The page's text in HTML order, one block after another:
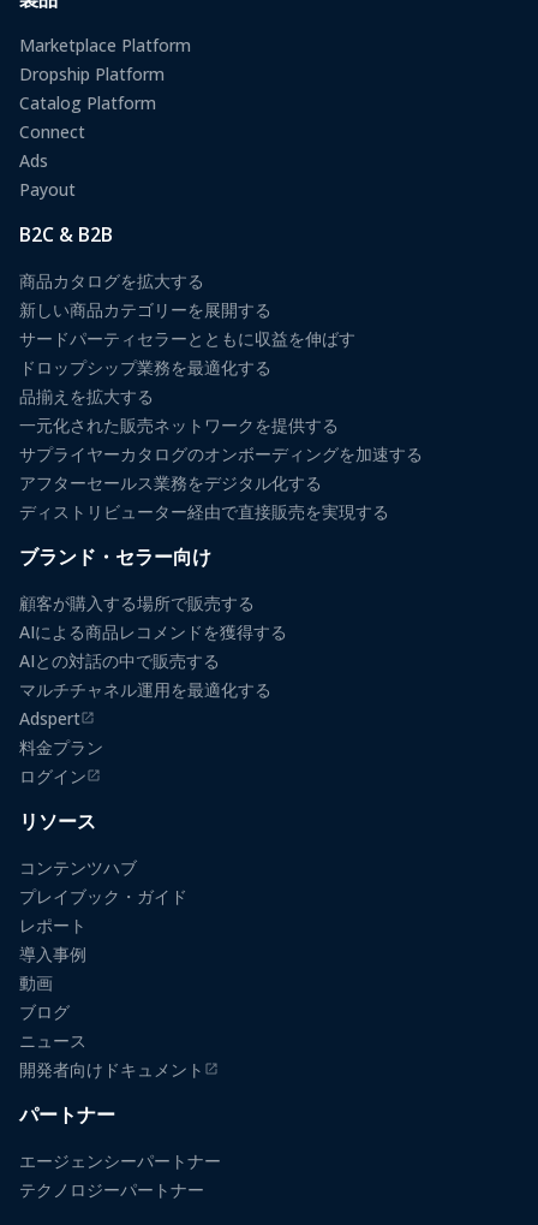
Marketplace Platform
Dropship Platform
Catalog Platform
Connect
Ads
Payout
B2C & B2B
商品カタログを拡大する
新しい商品カテゴリーを展開する
サードパーティセラーとともに収益を伸ばす
ドロップシップ業務を最適化する
品揃えを拡大する
一元化された販売ネットワークを提供する
サプライヤーカタログのオンボーディングを加速する
アフターセールス業務をデジタル化する
ディストリビューター経由で直接販売を実現する
ブランド・セラー向け
顧客が購入する場所で販売する
AIによる商品レコメンドを獲得する
AIとの対話の中で販売する
マルチチャネル運用を最適化する
Adspert
（新しいタブで開きます）
料金プラン
ログイン
（新しいタブで開きます）
リソース
コンテンツハブ
プレイブック・ガイド
レポート
導入事例
動画
ブログ
ニュース
開発者向けドキュメント
（新しいタブで開きます）
パートナー
エージェンシーパートナー
テクノロジーパートナー